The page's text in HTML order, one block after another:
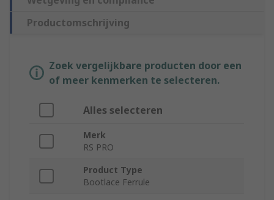
Productomschrijving
Zoek vergelijkbare producten door een
of meer kenmerken te selecteren.
Alles selecteren
Merk
RS PRO
Product Type
Bootlace Ferrule